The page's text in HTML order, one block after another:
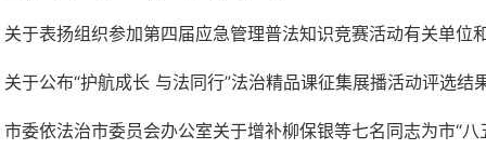
关于表扬组织参加第四届应急管理普法知识竞赛活动有关单位
关于公布“护航成长 与法同行”法治精品课征集展播活动评选结
市委依法治市委员会办公室关于增补柳保银等七名同志为市“八